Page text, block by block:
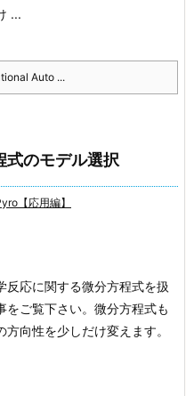
...
Auto ...
式のモデル選択
【応用編】
反応に関する微分方程式を扱
ご覧下さい。 微分方程式も
向性を少しだけ変えます。